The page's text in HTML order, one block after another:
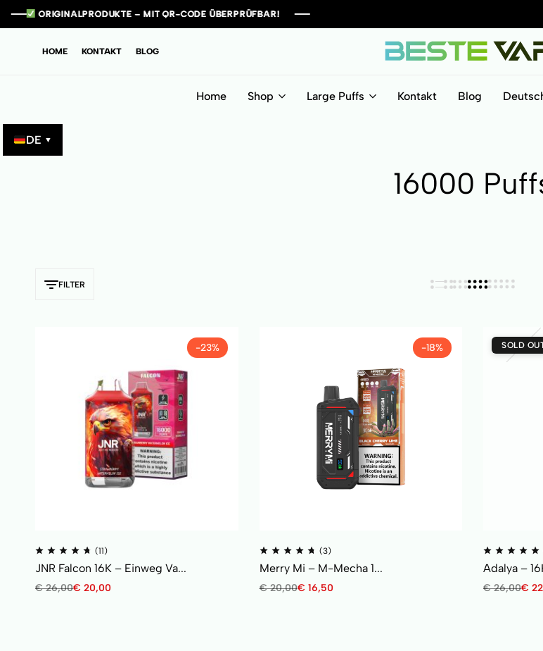
DE ▼
ORIGINALPRODUKTE – MIT QR-CODE ÜBERPRÜFBAR!
ORIGINALPRODUKTE – MIT QR-CODE ÜBERPRÜFBAR!
ORIGINALPRODUKTE – MIT QR-CODE ÜBERPRÜFBAR!
ORIGINALPRODUKTE – MIT QR-CODE ÜBERPRÜFBAR!
HOME KONTAKT BLOG
Home Shop Large Puffs Kontakt Blog
16000
FILTER
-23%
(11)
JNR Falcon 16K – Einweg Va...
€26,00€ 20,00
-18%
(3)
Merry Mi – M-Mecha 1...
€20,00€ 16,50
SOLD
Adalya –
€26,00€